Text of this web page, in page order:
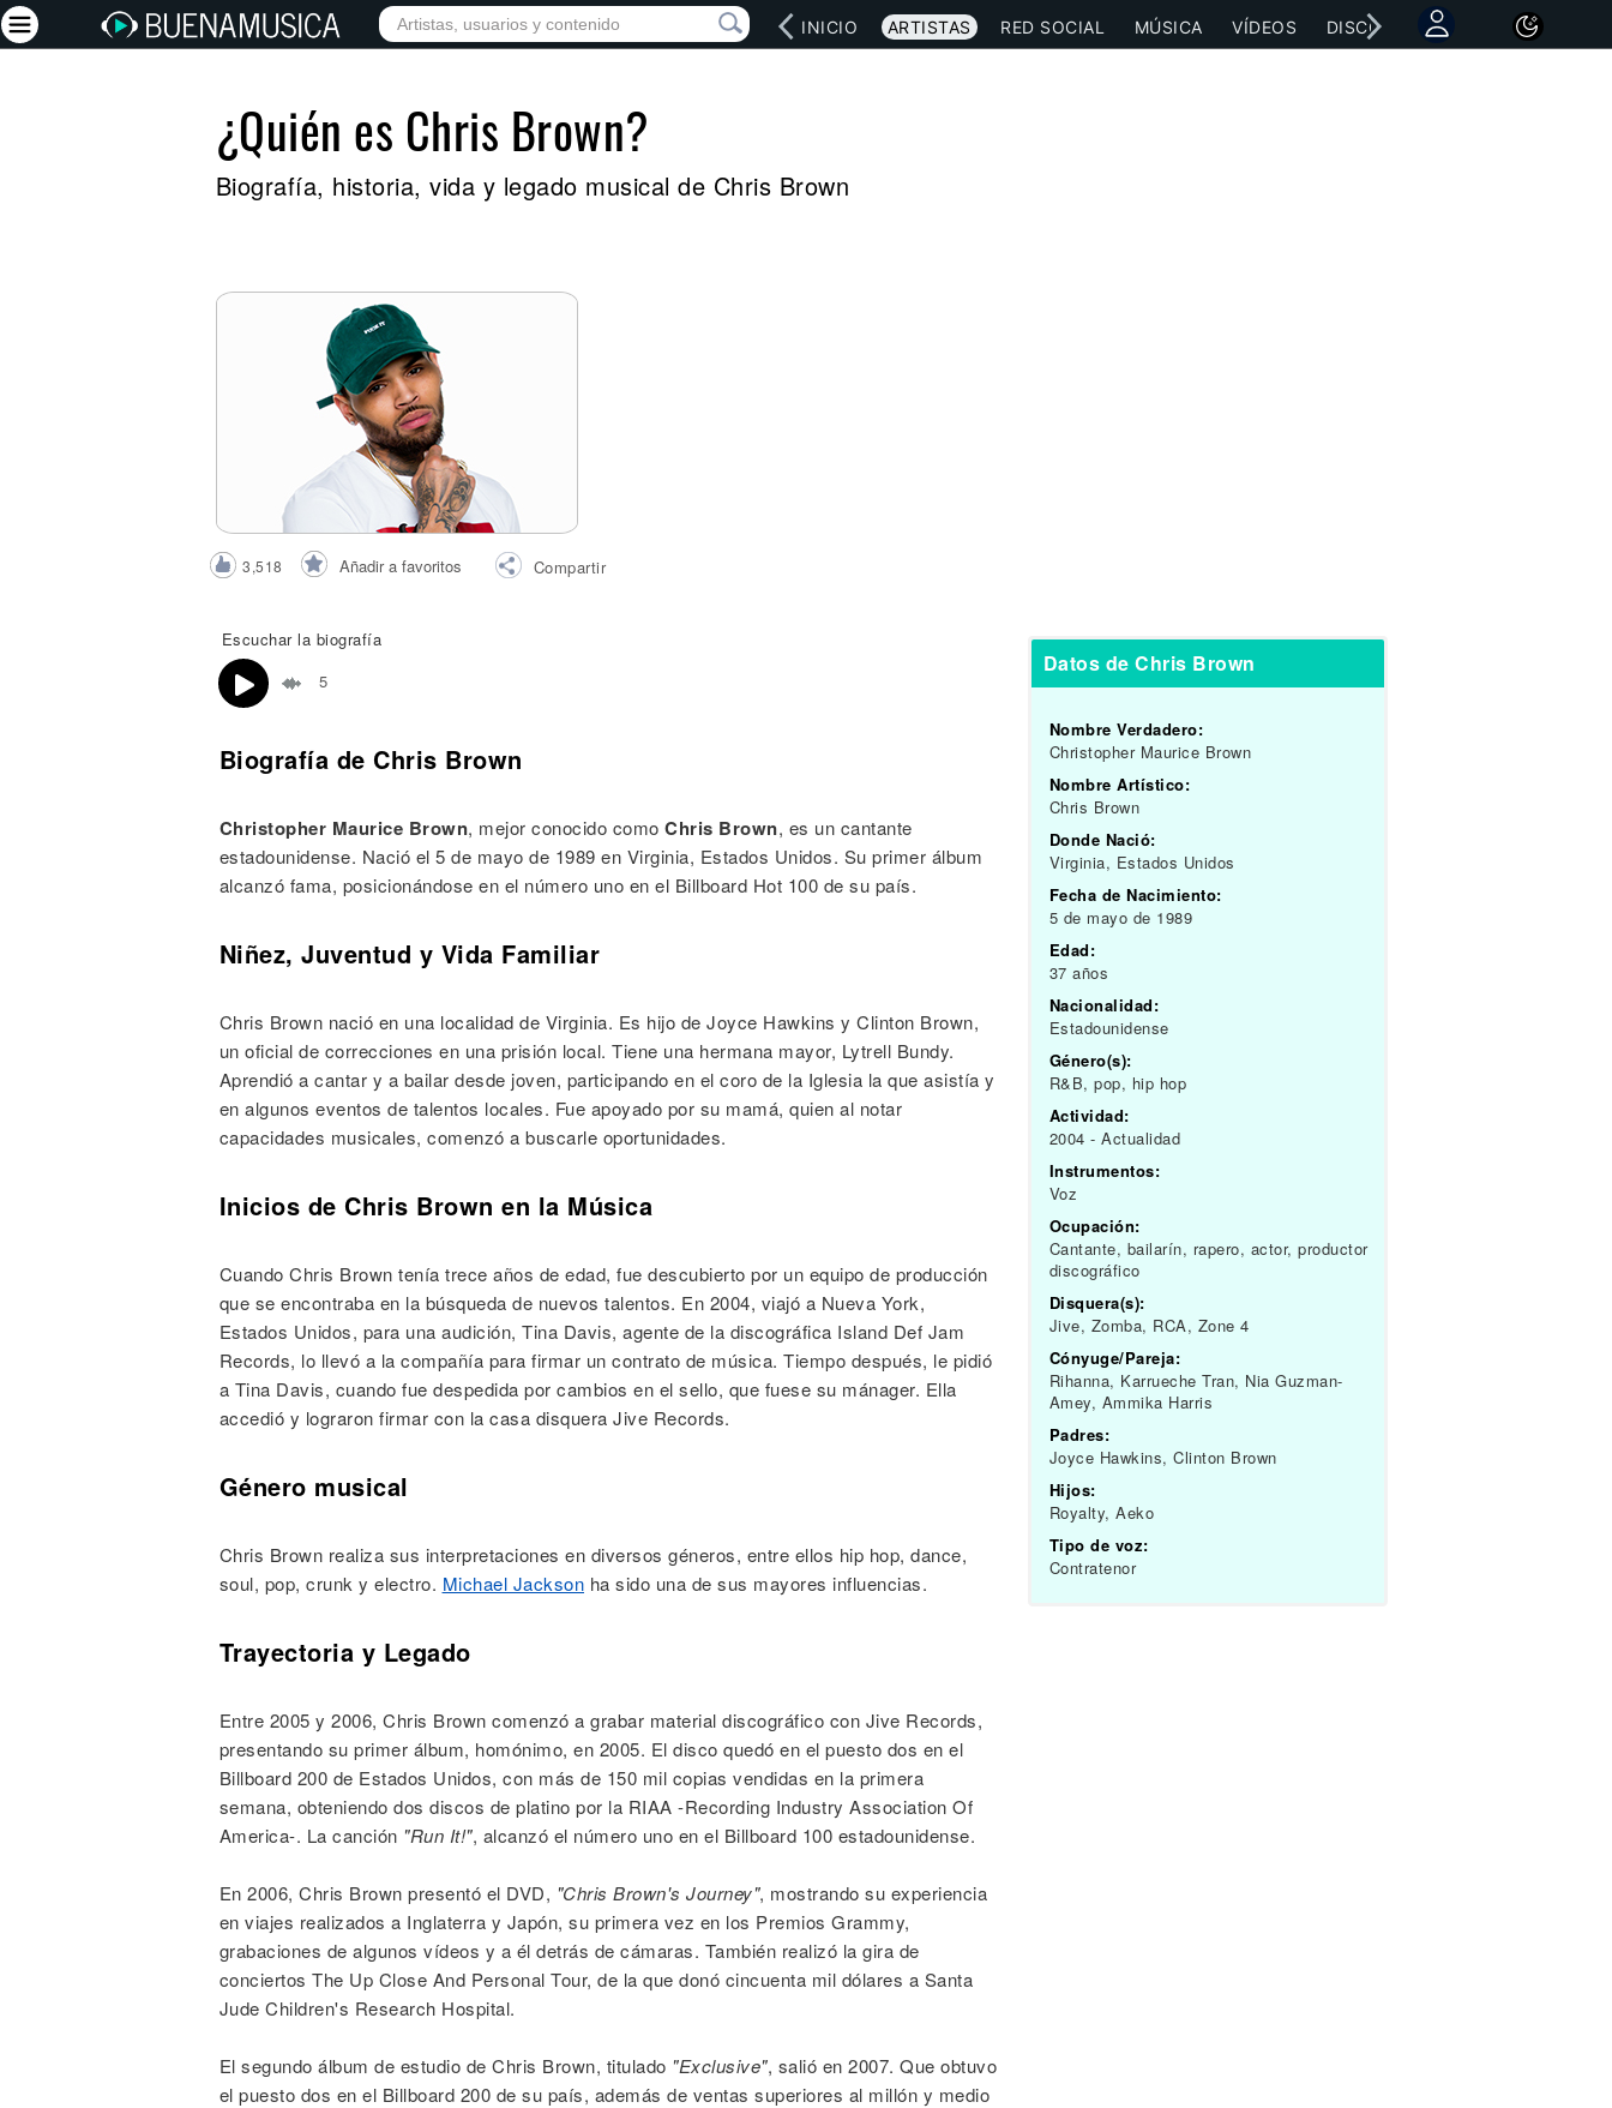
INICIO ARTISTAS RED SOCIAL MÚSICA VÍDEOS DISCOGRAFÍAS CONCIERTOS
¿Quién es Chris Brown?
Biografía, historia, vida y legado musical de Chris Brown
3,518 Añadir a favoritos Compartir
Escuchar la biografía
5
Biografía de Chris Brown
Christopher Maurice Brown, mejor conocido como Chris Brown, es un cantante
estadounidense. Nació el 5 de mayo de 1989 en Virginia, Estados Unidos. Su primer álbum
alcanzó fama, posicionándose en el número uno en el Billboard Hot 100 de su país.
Niñez, Juventud y Vida Familiar
Chris Brown nació en una localidad de Virginia. Es hijo de Joyce Hawkins y Clinton Brown,
un oficial de correcciones en una prisión local. Tiene una hermana mayor, Lytrell Bundy.
Aprendió a cantar y a bailar desde joven, participando en el coro de la Iglesia la que asistía y
en algunos eventos de talentos locales. Fue apoyado por su mamá, quien al notar
capacidades musicales, comenzó a buscarle oportunidades.
Inicios de Chris Brown en la Música
Cuando Chris Brown tenía trece años de edad, fue descubierto por un equipo de producción
que se encontraba en la búsqueda de nuevos talentos. En 2004, viajó a Nueva York,
Estados Unidos, para una audición, Tina Davis, agente de la discográfica Island Def Jam
Records, lo llevó a la compañía para firmar un contrato de música. Tiempo después, le pidió
a Tina Davis, cuando fue despedida por cambios en el sello, que fuese su mánager. Ella
accedió y lograron firmar con la casa disquera Jive Records.
Género musical
Chris Brown realiza sus interpretaciones en diversos géneros, entre ellos hip hop, dance,
soul, pop, crunk y electro. Michael Jackson ha sido una de sus mayores influencias.
Trayectoria y Legado
Entre 2005 y 2006, Chris Brown comenzó a grabar material discográfico con Jive Records,
presentando su primer álbum, homónimo, en 2005. El disco quedó en el puesto dos en el
Billboard 200 de Estados Unidos, con más de 150 mil copias vendidas en la primera
semana, obteniendo dos discos de platino por la RIAA -Recording Industry Association Of
America-. La canción "Run It!", alcanzó el número uno en el Billboard 100 estadounidense.
En 2006, Chris Brown presentó el DVD, "Chris Brown's Journey", mostrando su experiencia
en viajes realizados a Inglaterra y Japón, su primera vez en los Premios Grammy,
grabaciones de algunos vídeos y a él detrás de cámaras. También realizó la gira de
conciertos The Up Close And Personal Tour, de la que donó cincuenta mil dólares a Santa
Jude Children's Research Hospital.
El segundo álbum de estudio de Chris Brown, titulado "Exclusive", salió en 2007. Que obtuvo
el puesto dos en el Billboard 200 de su país, además de ventas superiores al millón y medio
Datos de Chris Brown
Nombre Verdadero:
Christopher Maurice Brown
Nombre Artístico:
Chris Brown
Donde Nació:
Virginia, Estados Unidos
Fecha de Nacimiento:
5 de mayo de 1989
Edad:
37 años
Nacionalidad:
Estadounidense
Género(s):
R&B, pop, hip hop
Actividad:
2004 - Actualidad
Instrumentos:
Voz
Ocupación:
Cantante, bailarín, rapero, actor, productor
discográfico
Disquera(s):
Jive, Zomba, RCA, Zone 4
Cónyuge/Pareja:
Rihanna, Karrueche Tran, Nia Guzman-
Amey, Ammika Harris
Padres:
Joyce Hawkins, Clinton Brown
Hijos:
Royalty, Aeko
Tipo de voz:
Contratenor